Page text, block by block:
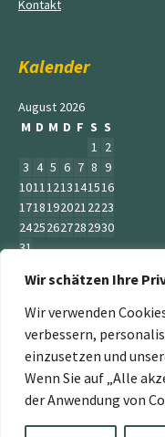
Wir schätzen Ihre
Wir verwenden
verbessern,
einzusetzen und
Wenn Sie auf „Alle
der Anwendung von
Kontakt
Kalender
August 2026
M D M D F S S
1 2
3 4 5 6 7 8 9
10111213141516
17181920212223
24252627282930
31
« Juni
„Der Service
Energiepflanzen